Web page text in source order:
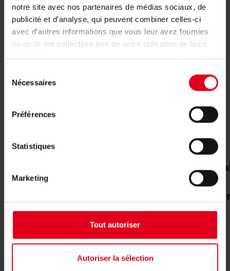
notre site avec nos partenaires de médias sociaux, de
publicité et d'analyse, qui peuvent combiner celles-ci
avec d'autres informations que vous leur avez fournies
ou qu'ils ont collectées lors de votre utilisation de leurs
Nécessaires
Préférences
Statistiques
Marketing
Tout autoriser
Autoriser la sélection
intérieur